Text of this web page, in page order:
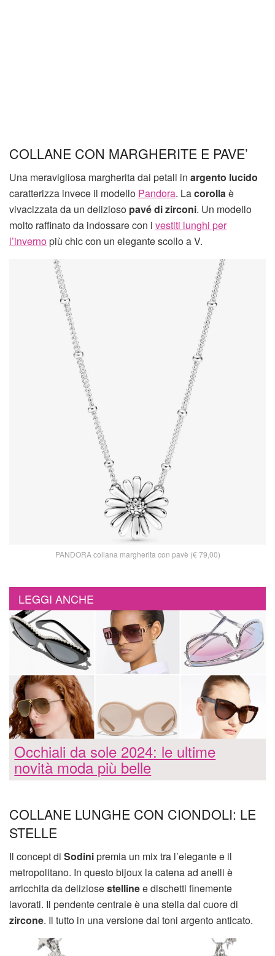
COLLANE CON MARGHERITE E PAVE’
Una meravigliosa margherita dai petali in argento lucido
caratterizza invece il modello Pandora. Lacorollaè
vivacizzata da un delizioso pavé di zirconi. Un modello
molto raffinato da indossare con i vestiti lunghi per
l’invernopiù chic con un elegante scollo a V.
PANDORA collana margherita con pavè (€ 79,00)
LEGGI ANCHE
Occhiali da sole 2024: le ultime
novità moda più belle
COLLANE LUNGHE CON CIONDOLI: LE
STELLE
Il concept di Sodinipremia un mix tra l’elegante e il
metropolitano. In questo bijoux la catena ad anelli è
arricchita da deliziosestellinee dischetti finemente
lavorati. Il pendente centrale è una stella dal cuore di
zircone. Il tutto in una versione dai toni argento anticato.